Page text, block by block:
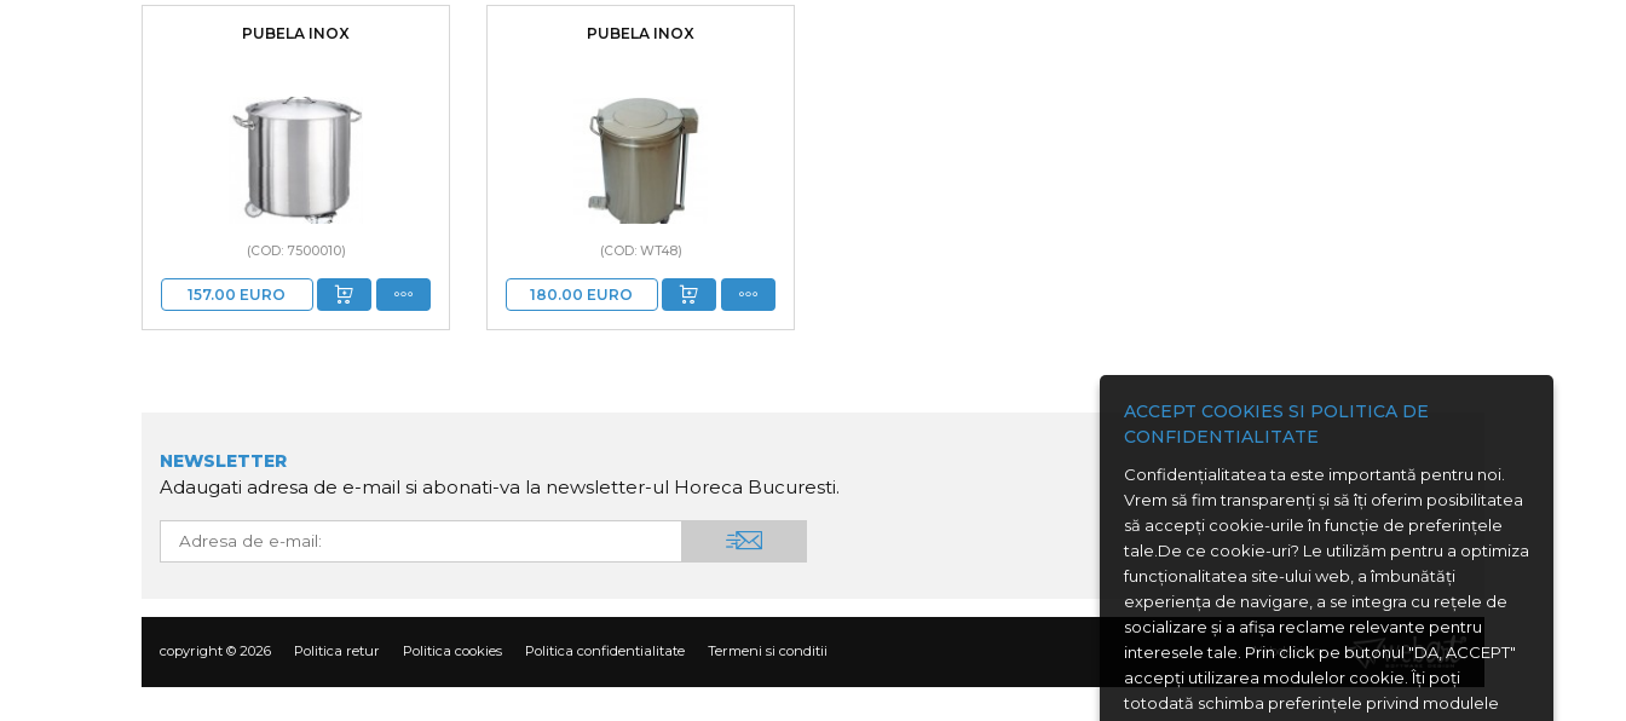
PUBELA INOX
(COD: 7500010)
157.00 EURO
PUBELA INOX
(COD: WT48)
180.00 EURO
NEWSLETTER
Adaugati adresa de e-mail si abonati-va la newsletter-ul Horeca Bucuresti.
copyright © 2026 Politica retur Politica cookies Politica confidentialitate Termeni si conditii Webdesign:
ACCEPT COOKIES SI POLITICA DE
CONFIDENTIALITATE
Confidenţialitatea ta este importantă pentru noi.
Vrem să fim transparenţi și să îţi oferim posibilitatea
să accepţi cookie-urile în funcţie de preferinţele
tale.De ce cookie-uri? Le utilizăm pentru a optimiza
funcţionalitatea site-ului web, a îmbunătăţi
experienţa de navigare, a se integra cu reţele de
socializare şi a afişa reclame relevante pentru
interesele tale. Prin click pe butonul "DA, ACCEPT"
accepţi utilizarea modulelor cookie. Îţi poţi
totodată schimba preferinţele privind modulele